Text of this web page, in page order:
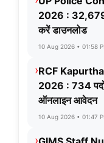
2026 : 32,679
करें डाउनलोड
10 Aug 2026 • 01:58
›RCF
2026 : 734 पदों
ऑनलाइन आवेदन
10 Aug 2026 • 01:47
›